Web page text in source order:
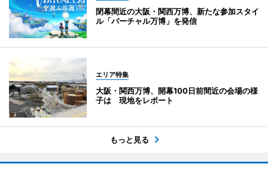
閉幕間近の大阪・関西万博、新たな参加スタイ
ル「バーチャル万博」を発信
エリア特集
大阪・関西万博、開幕100日前間近の会場の様
子は 現地をレポート
もっと見る